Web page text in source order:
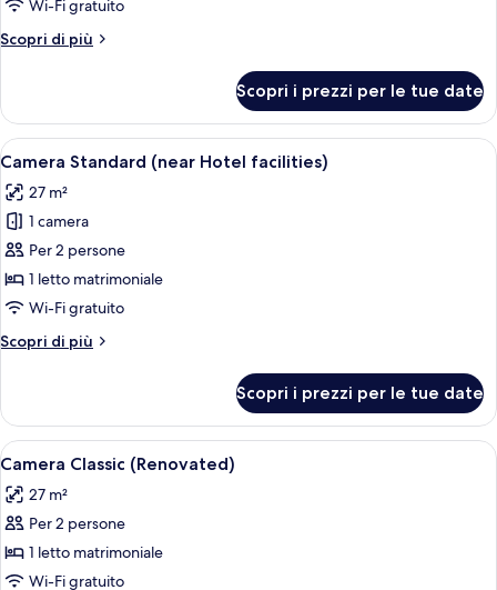
Club
Lago
Wi-Fi gratuito
Scopri di più
Altri
Golden
Forest
Club
Lato
Lago
Scopri i prezzi per le tue date
Apri
tutte
le
foto
per
Camera
Standard
Hotel
Una camera d'albergo con un letto,
6
Camera Standard (near Hotel facilities)
27 m²
1 camera
Per 2 persone
1 letto matrimoniale
Wi-Fi gratuito
Scopri di più
Altri
Standard
(near
Hotel
Scopri i prezzi per le tue date
Apri
tutte
le
foto
per
Camera
Una cassaforte in camera, tende
5
Camera Classic (Renovated)
27 m²
Per 2 persone
1 letto matrimoniale
Wi-Fi gratuito